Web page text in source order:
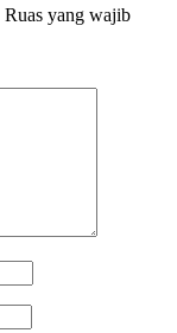
Ruas yang wajib